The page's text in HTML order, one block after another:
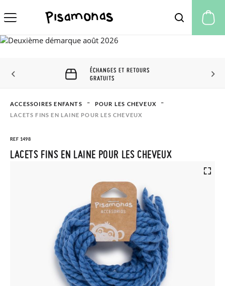
ÉCHANGES ET RETOURS
GRATUITS
ACCESSOIRES ENFANTS
POUR LES CHEVEUX
LACETS FINS EN LAINE POUR LES CHEVEUX
REF 1498
LACETS FINS EN LAINE POUR LES CHEVEUX